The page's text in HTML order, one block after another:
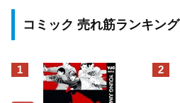
コミック 売れ筋ランキング
1 2